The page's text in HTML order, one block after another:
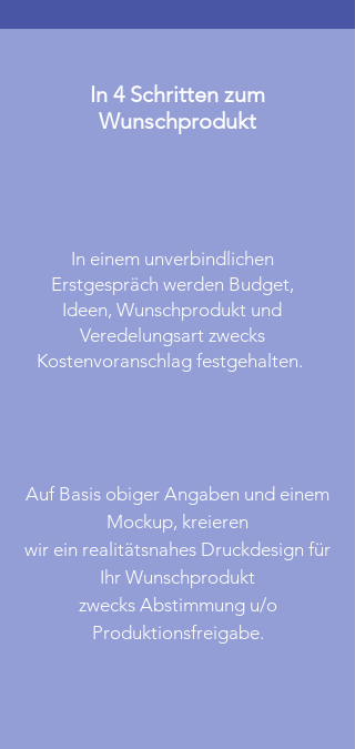
In 4 Schritten zum
Wunschprodukt
In einem unverbindlichen
Erstgespräch werden Budget,
Ideen, Wunschprodukt und
Veredelungsart zwecks
Kostenvoranschlag festgehalten.
Auf Basis obiger Angaben und einem
Mockup, kreieren
wir ein realitätsnahes Druckdesign für
Ihr Wunschprodukt
zwecks Abstimmung u/o
Produktionsfreigabe.